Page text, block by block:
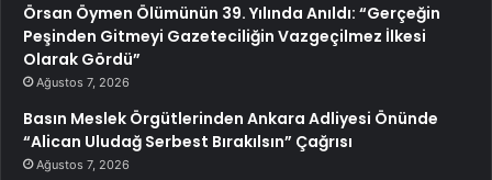
Örsan Öymen Ölümünün 39. Yılında Anıldı: “Gerçeğin
Peşinden Gitmeyi Gazeteciliğin Vazgeçilmez İlkesi
Olarak Gördü”
Ağustos 7, 2026
Basın Meslek Örgütlerinden Ankara Adliyesi Önünde
“Alican Uludağ Serbest Bırakılsın” Çağrısı
Ağustos 7, 2026